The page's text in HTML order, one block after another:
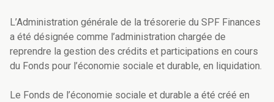
L’Administration générale de la trésorerie du SPF Finances
a été désignée comme l’administration chargée de
reprendre la gestion des crédits et participations en cours
du Fonds pour l’économie sociale et durable, en liquidation.
Le Fonds de l’économie sociale et durable a été créé en